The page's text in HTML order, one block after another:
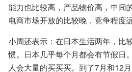
能力也比较高，产品物价高，中间
电商市场开放的比较晚，竞争程度
小周还表示：在日本生活两年，比
惯。日本几乎每个月都会有节假日
人会大量的买买买。到了7月和12